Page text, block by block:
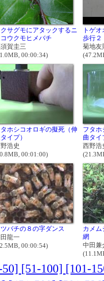
クサグモにアタックするニ
コウクモヒメバチ
賀圭三
00:00:34)
トゲ
歩行２
菊地友
ホシコオロギの擬死（伸
イプ）
浩史
00:01:00)
フタホ
曲タイ
西野浩
ツバチの８の字ダンス
龍一
00:00:54)
カメム
網
中田兼
[51-100] [101-